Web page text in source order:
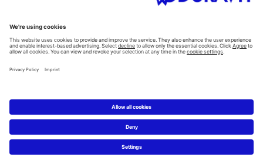
Facebook
Instagram
Pinterest
Blog
Copyright © 2026 Duravit AG
Imprint|Prohlášení o ochraně osobních údajů|Nastavení
cookies